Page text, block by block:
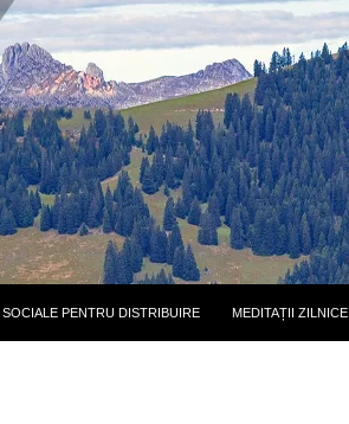
PENTRU DISTRIBUIRE MEDITAȚII ZILNICE